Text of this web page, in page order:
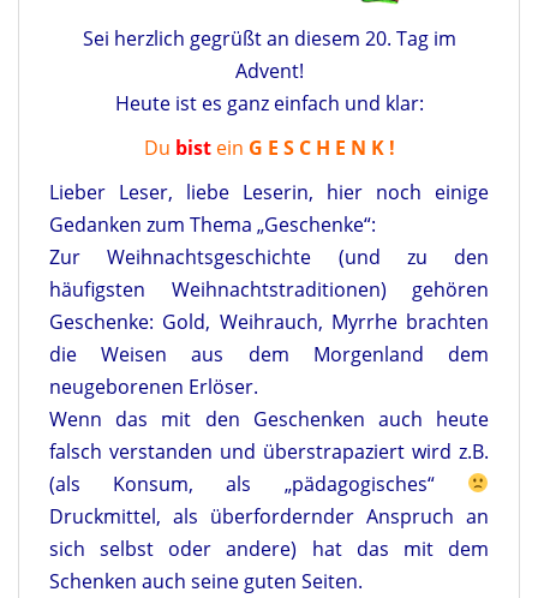
Sei herzlich gegrüßt an diesem 20. Tag im
Advent!
Heute ist es ganz einfach und klar:
Du bistein G E S C H E N K !
Lieber Leser, liebe Leserin, hier noch einige
Gedanken zum Thema „Geschenke“:
Zur Weihnachtsgeschichte (und zu den
häufigsten Weihnachtstraditionen) gehören
Geschenke: Gold, Weihrauch, Myrrhe brachten
die Weisen aus dem Morgenland dem
neugeborenen Erlöser.
Wenn das mit den Geschenken auch heute
falsch verstanden und überstrapaziert wird z.B.
(als Konsum, als „pädagogisches“
Druckmittel, als überfordernder Anspruch an
sich selbst oder andere) hat das mit dem
Schenken auch seine guten Seiten.